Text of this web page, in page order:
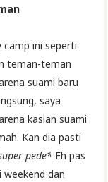
camp ini seperti
teman-teman
suami baru
saya
kasian suami
Kan dia pasti
pede* Eh pas
dan